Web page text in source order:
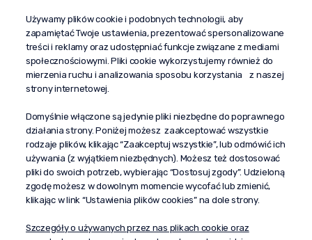
+48 603 610 870
kontakt@propaganda24h.pl
“Propaganda"
al. Komisji Edukacji Narodowej 51/U5
02-797 Warszawa
Pomoc
Dostawa
Moje konto
O firmie
Używamy plików cookie i podobnych technologii, aby
zapamiętać Twoje ustawienia, prezentować spersonalizowane
treści i reklamy oraz udostępniać funkcje związane z mediami
społecznościowymi. Pliki cookie wykorzystujemy również do
mierzenia ruchu i analizowania sposobu korzystania z naszej
strony internetowej.
Domyślnie włączone są jedynie pliki niezbędne do poprawnego
działania strony. Poniżej możesz zaakceptować wszystkie
rodzaje plików, klikając “Zaakceptuj wszystkie”, lub odmówić ich
używania (z wyjątkiem niezbędnych). Możesz też dostosować
pliki do swoich potrzeb, wybierając “Dostosuj zgody”. Udzieloną
zgodę możesz w dowolnym momencie wycofać lub zmienić,
klikając w link “Ustawienia plików cookies” na dole strony.
Szczegóły o używanych przez nas plikach cookie oraz